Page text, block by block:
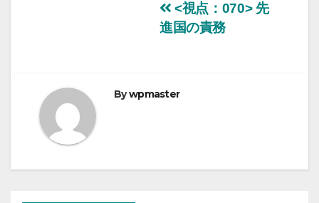
ビ
ゲ
<視点：070> 先
進国の責務
Bywpmaster